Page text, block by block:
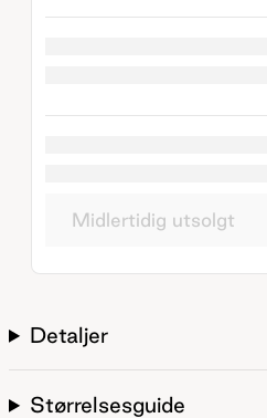
Midlertidig utsolgt
Detaljer
Størrelsesguide